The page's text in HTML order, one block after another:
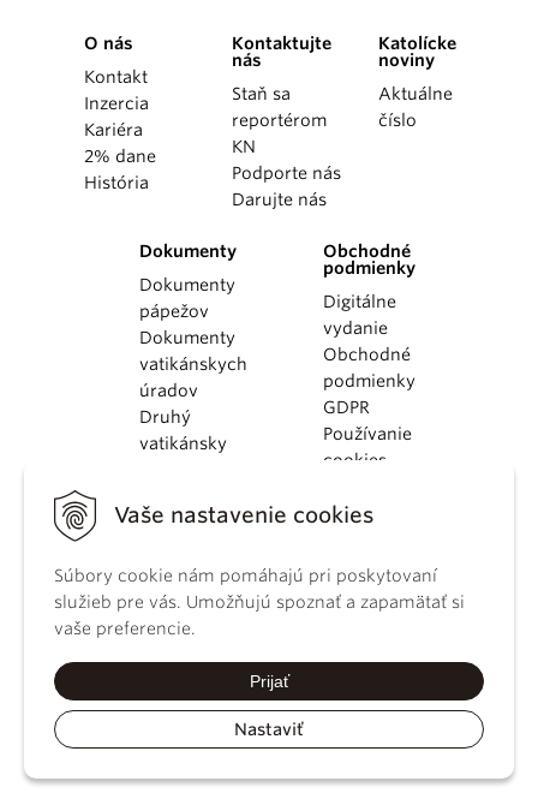
Vaše nastavenie cookies
Súbory cookie nám pomáhajú pri poskytovaní
služieb pre vás. Umožňujú spoznať a zapamätať si
vaše preferencie.
Prijať
Nastaviť
O nás
Kontakt
Inzercia
Kariéra
2% dane
História
Kontaktujte
nás
Staň sa
reportérom
KN
Podporte nás
Darujte nás
Katolícke
noviny
Aktuálne
číslo
Dokumenty
Dokumenty
pápežov
Dokumenty
vatikánskych
úradov
Druhý
vatikánsky
KBS
kánonického
práva
Katechizmus
Obchodné
podmienky
Digitálne
vydanie
Obchodné
podmienky
GDPR
Používanie
cookies